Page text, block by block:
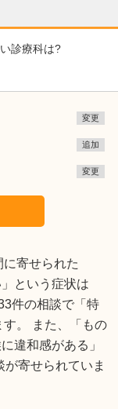
診療科は?
変更
追加
変更
寄せられた
という症状は
件の相談で「特
。 また、「もの
違和感がある」
寄せられていま